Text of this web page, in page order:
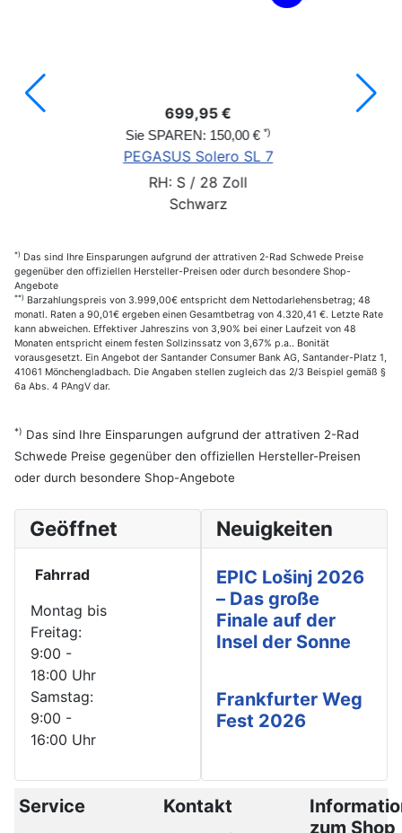
Sie SPAREN: 150,00 €*)
PEGASUS Solero SL 7
RH: S / 28 Zoll
*) Das sind Ihre Einsparungen aufgrund der attrativen 2-Rad Schwede Preise
gegenüber den offiziellen Hersteller-Preisen oder durch besondere Shop-
Angebote
**) Barzahlungspreis von 3.999,00€ entspricht dem Nettodarlehensbetrag; 48
monatl. Raten a 90,01€ ergeben einen Gesamtbetrag von 4.320,41 €. Letzte Rate
kann abweichen. Effektiver Jahreszins von 3,90% bei einer Laufzeit von 48
Monaten entspricht einem festen Sollzinssatz von 3,67% p.a.. Bonität
vorausgesetzt. Ein Angebot der Santander Consumer Bank AG, Santander-Platz 1,
41061 Mönchengladbach. Die Angaben stellen zugleich das 2/3 Beispiel gemäß §
6a Abs. 4 PAngV dar.
*) Das sind Ihre Einsparungen aufgrund der attrativen 2-Rad
Schwede Preise gegenüber den offiziellen Hersteller-Preisen
oder durch besondere Shop-Angebote
Geöffnet
Fahrrad
Montag bis
Freitag:
9:00 -
18:00 Uhr
Samstag:
9:00 -
16:00 Uhr
Neuigkeiten
EPIC Lošinj 2026
– Das große
Finale auf der
Insel der Sonne
Frankfurter Weg
Fest 2026
Service Kontakt
zum Shop